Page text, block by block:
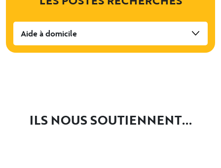
Aide à domicile
ILS NOUS SOUTIENNENT...